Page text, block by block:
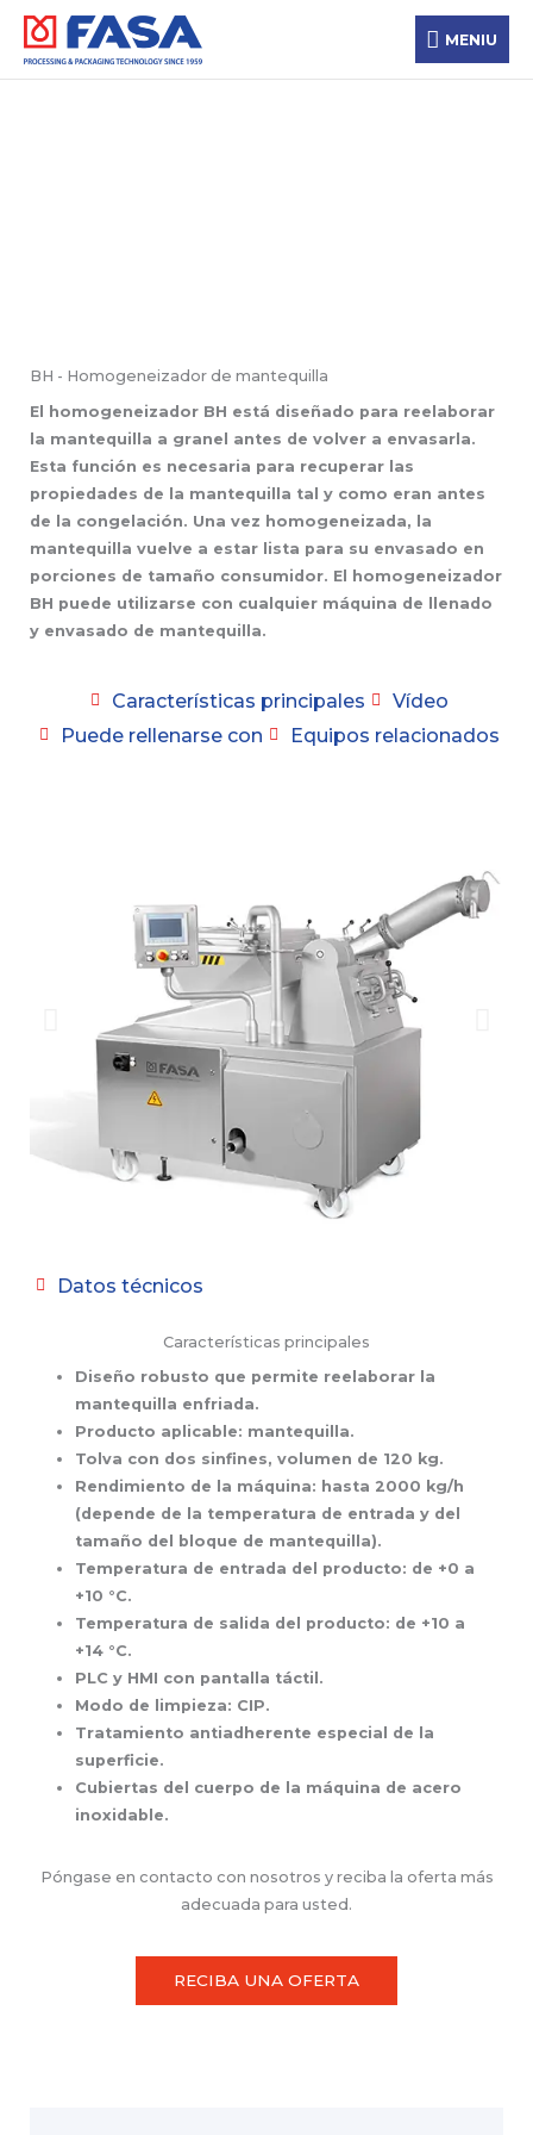
contenido
MENIU
MENIU
BH - Homogeneizador de mantequilla
El homogeneizador BH está diseñado para reelaborar
la mantequilla a granel antes de volver a envasarla.
Esta función es necesaria para recuperar las
propiedades de la mantequilla tal y como eran antes
de la congelación. Una vez homogeneizada, la
mantequilla vuelve a estar lista para su envasado en
porciones de tamaño consumidor. El homogeneizador
BH puede utilizarse con cualquier máquina de llenado
y envasado de mantequilla.
Características principales
Vídeo
Puede rellenarse con
Equipos relacionados
Datos técnicos
Características principales
Diseño robusto que permite reelaborar la
mantequilla enfriada.
Producto aplicable: mantequilla.
Tolva con dos sinfines, volumen de 120 kg.
Rendimiento de la máquina: hasta 2000 kg/h
(depende de la temperatura de entrada y del
tamaño del bloque de mantequilla).
Temperatura de entrada del producto: de +0 a
+10 °C.
Temperatura de salida del producto: de +10 a
+14 °C.
PLC y HMI con pantalla táctil.
Modo de limpieza: CIP.
Tratamiento antiadherente especial de la
superficie.
Cubiertas del cuerpo de la máquina de acero
inoxidable.
Póngase en contacto con nosotros y reciba la oferta más
adecuada para usted.
RECIBA UNA OFERTA